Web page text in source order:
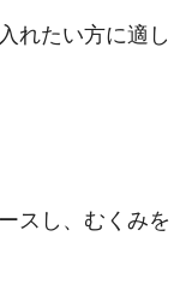
れたい方に適し
スし、むくみを